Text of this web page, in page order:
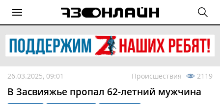
26.03.2025, 09:01 Происшествия 2119
В Засвияжье пропал 62-летний мужчина